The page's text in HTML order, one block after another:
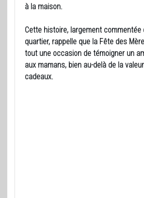
à la maison.
Cette histoire, largement commentée
quartier, rappelle que la Fête des
tout une occasion de témoigner un
aux mamans, bien au-delà de la
cadeaux.